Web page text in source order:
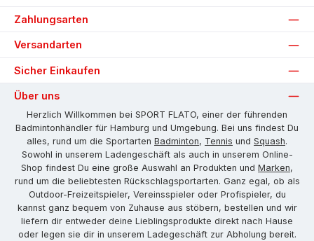
Zahlungsarten
Versandarten
Sicher Einkaufen
Über uns
Herzlich Willkommen bei SPORT FLATO, einer der führenden
Badmintonhändler für Hamburg und Umgebung. Bei uns findest Du
alles, rund um die Sportarten Badminton, Tennis und Squash.
Sowohl in unserem Ladengeschäft als auch in unserem Online-
Shop findest Du eine große Auswahl an Produkten und Marken,
rund um die beliebtesten Rückschlagsportarten. Ganz egal, ob als
Outdoor-Freizeitspieler, Vereinsspieler oder Profispieler, du
kannst ganz bequem von Zuhause aus stöbern, bestellen und wir
liefern dir entweder deine Lieblingsprodukte direkt nach Hause
oder legen sie dir in unserem Ladegeschäft zur Abholung bereit.